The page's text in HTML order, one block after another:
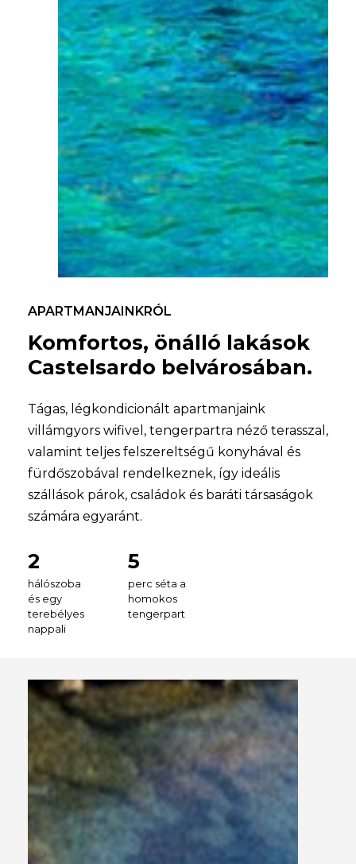
APARTMANJAINKRÓL
Komfortos, önálló lakások
Castelsardo belvárosában.
Tágas, légkondicionált apartmanjaink
villámgyors wifivel, tengerpartra néző terasszal,
valamint teljes felszereltségű konyhával és
fürdőszobával rendelkeznek, így ideális
szállások párok, családok és baráti társaságok
számára egyaránt.
2
hálószoba
és egy
terebélyes
nappali
5
perc séta a
homokos
tengerpart